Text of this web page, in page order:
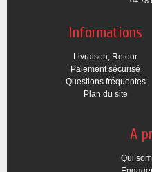
Informations
Livraison, Retour
Paiement sécurisé
Questions fréquentes
Plan du site
A
Qui